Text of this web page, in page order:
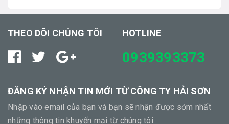
THEO DÕI CHÚNG TÔI HOTLINE
0939393373
ĐĂNG KÝ NHẬN TIN MỚI TỪ CÔNG TY HẢI SƠN
Nhập vào email của bạn và bạn sẽ nhận được sớm nhất
những thông tin khuyến mại từ chúng tôi